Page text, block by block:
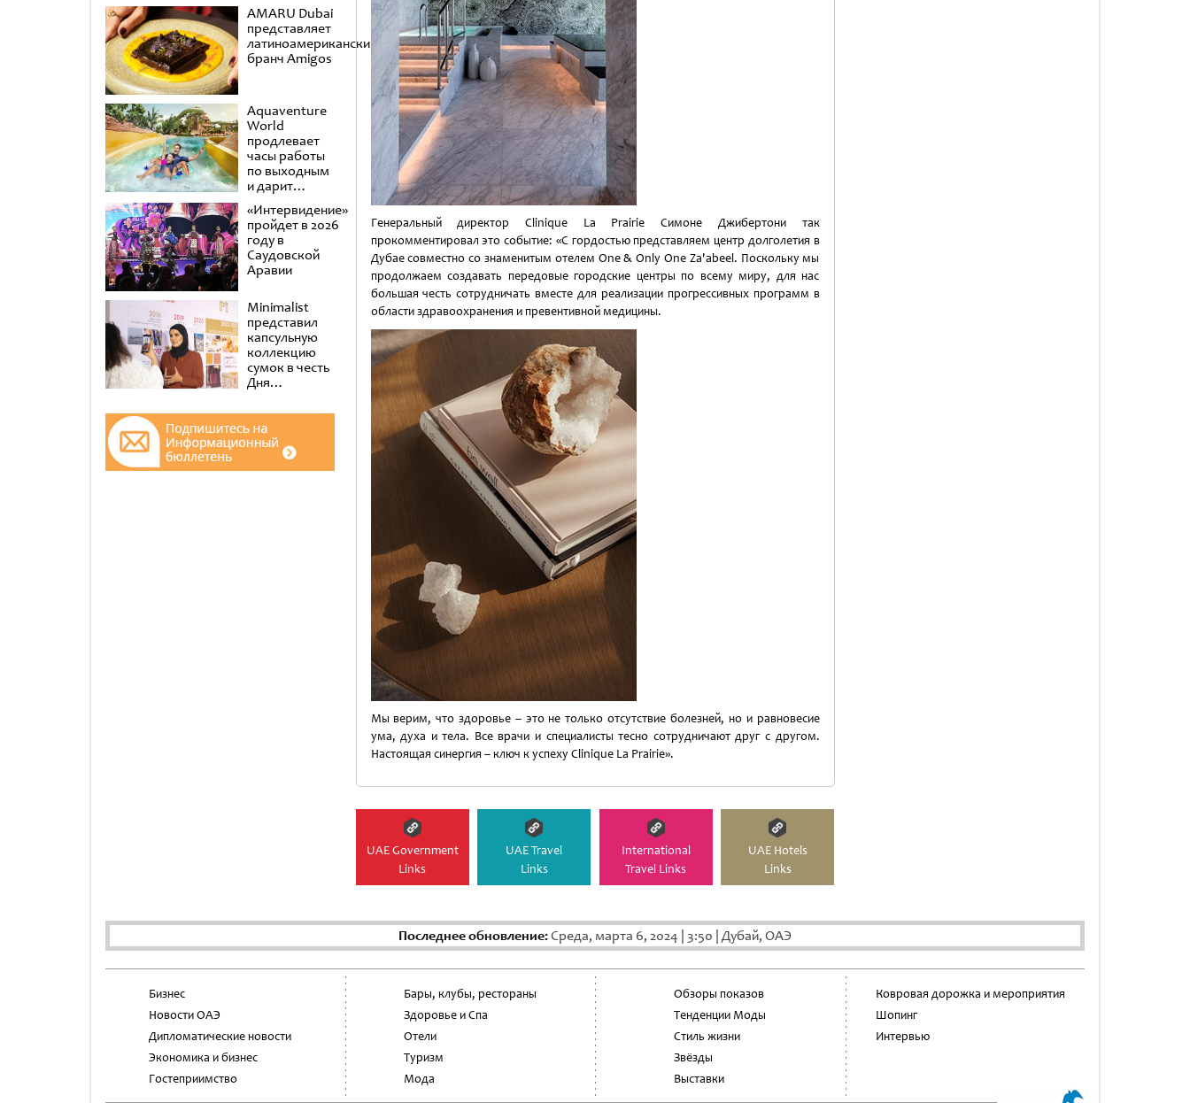
AMARU Dubai
представляет
латиноамериканский
бранч Amigos
Aquaventure
World
продлевает
часы работы
по выходным
и дарит
второй день в
подарок
«Интервидение»
пройдет в 2026
году в
Саудовской
Аравии
Minimalist
представил
капсульную
коллекцию
сумок в честь
Дня
женщин в
музее Al
Shindagha
Генеральный директор Clinique La Prairie Симоне Джибертони так
прокомментировал это событие: «С гордостью представляем центр долголетия в
Дубае совместно со знаменитым отелем One & Only One Za'abeel. Поскольку мы
продолжаем создавать передовые городские центры по всему миру, для нас
большая честь сотрудничать вместе для реализации прогрессивных программ в
области здравоохранения и превентивной медицины.
Мы верим, что здоровье – это не только отсутствие болезней, но и равновесие
ума, духа и тела. Все врачи и специалисты тесно сотрудничают друг с другом.
Настоящая синергия – ключ к успеху Clinique La Prairie».
UAE Government
Links
UAE Travel
Links
International
Travel Links
UAE Hotels
Links
Последнее обновление:Среда, марта 6, 2024 | 3:50 | Дубай, ОАЭ
Бизнес
Новости ОАЭ
Дипломатические новости
Экономика и бизнес
Гостеприимство
Бары, клубы, рестораны
Здоровье и Спа
Отели
Туризм
Мода
Обзоры показов
Тенденции Моды
Стиль жизни
Звёзды
Выставки
Ковровая дорожка и мероприятия
Шопинг
Интервью